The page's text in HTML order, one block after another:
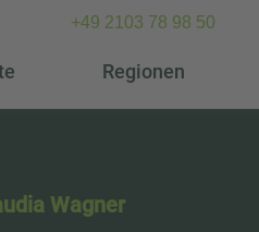
+49 2103 78 98 50
Regionen
Wagner